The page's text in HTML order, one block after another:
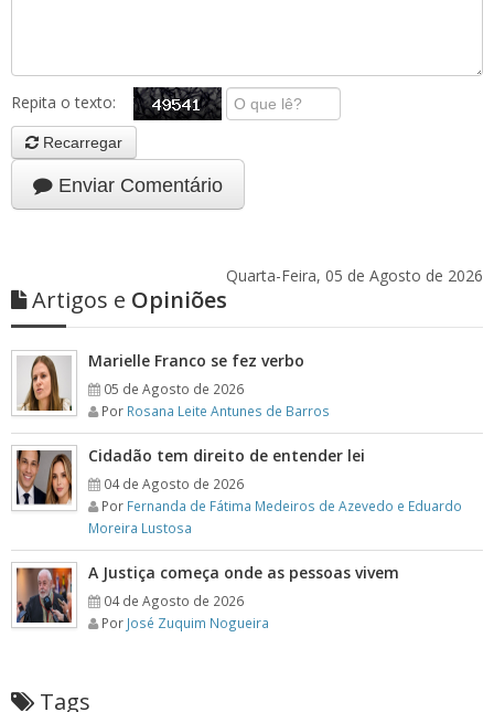
Repita o texto:
Recarregar
Enviar Comentário
Quarta-Feira, 05 de Agosto de 2026
Artigos e Opiniões
Marielle Franco se fez verbo
05 de Agosto de 2026
Por Rosana Leite Antunes de Barros
Cidadão tem direito de entender lei
04 de Agosto de 2026
Por Fernanda de Fátima Medeiros de Azevedo e Eduardo
Moreira Lustosa
A Justiça começa onde as pessoas vivem
04 de Agosto de 2026
Por José Zuquim Nogueira
Tags